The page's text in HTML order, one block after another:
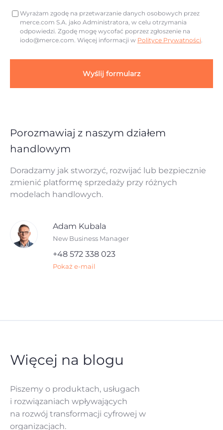
Wyrażam zgodę na przetwarzanie danych osobowych przez
merce.com S.A. jako Administratora, w celu otrzymania
odpowiedzi. Zgodę mogę wycofać poprzez zgłoszenie na
iodo@merce.com . Więcej informacji w Polityce Prywatności
Wyślij formularz
Porozmawiaj z naszym działem
handlowym
Doradzamy jak stworzyć, rozwijać lub bezpiecznie
zmienić platformę sprzedaży przy różnych
modelach handlowych.
Adam Kubala
New Business Manager
+48 572 338 023
Pokaż e-mail
Więcej na blogu
Piszemy o produktach, usługach
i rozwiązaniach wpływających
na rozwój transformacji cyfrowej w
organizacjach.